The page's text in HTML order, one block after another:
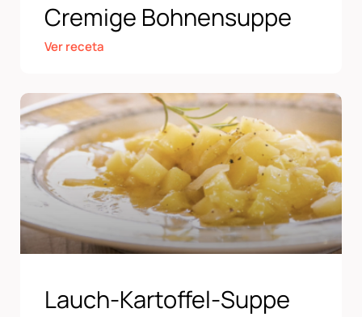
Cremige Bohnensuppe
Ver receta
Lauch-Kartoffel-Suppe